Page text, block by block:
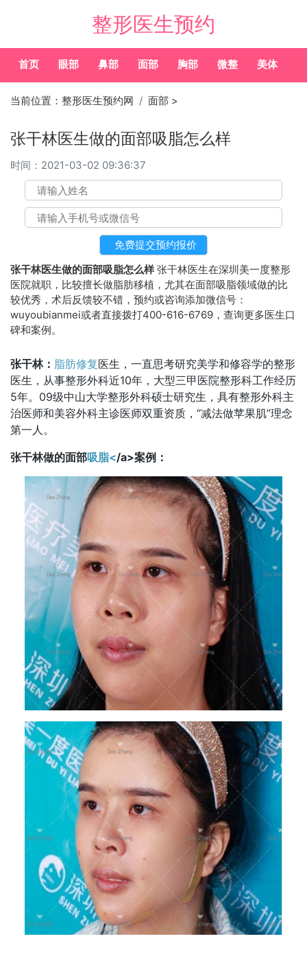
整形医生预约
首页 眼部 鼻部 面部 胸部 微整 美体
当前位置： 整形医生预约网 面部 >
张干林医生做的面部吸脂怎么样
时间： 2021-03-02 09:36:37
张干林医生做的面部吸脂怎么样 张干林医生在深圳美一度整形
医院就职，比较擅长做脂肪移植，尤其在面部吸脂领域做的比
较优秀，术后反馈较不错，预约或咨询添加微信号：
wuyoubianmei或者直接拨打400-616-6769，查询更多医生口
碑和案例。
张干林： 脂肪修复医生，一直思考研究美学和修容学的整形
医生，从事整形外科近10年，大型三甲医院整形科工作经历
5年。09级中山大学整形外科硕士研究生，具有整形外科主
治医师和美容外科主诊医师双重资质，“减法做苹果肌”理念
第一人。
张干林做的面部吸脂</a>案例：